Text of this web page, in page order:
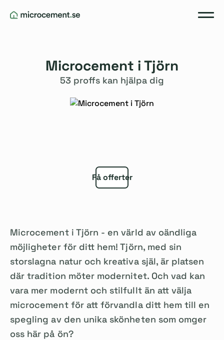
Microcement i Tjörn
53 proffs kan hjälpa dig
Få offerter
Microcement i Tjörn - en värld av oändliga
möjligheter för ditt hem! Tjörn, med sin
storslagna natur och kreativa själ, är platsen
där tradition möter modernitet. Och vad kan
vara mer modernt och stilfullt än att välja
microcement för att förvandla ditt hem till en
spegling av den unika skönheten som omger
oss här på ön?